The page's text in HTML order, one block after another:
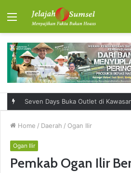
Menu
Home / Daerah / Ogan Ilir
Ogan Ilir
Pemkab Ogan Ilir